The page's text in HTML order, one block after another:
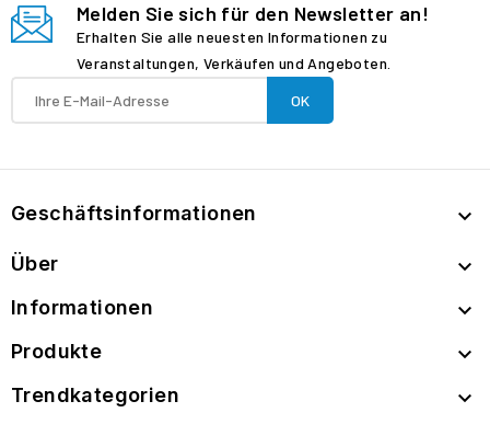
Melden Sie sich für den Newsletter an!
Erhalten Sie alle neuesten Informationen zu
Veranstaltungen, Verkäufen und Angeboten.
Geschäftsinformationen 
Über 
Informationen 
Produkte 
Trendkategorien 